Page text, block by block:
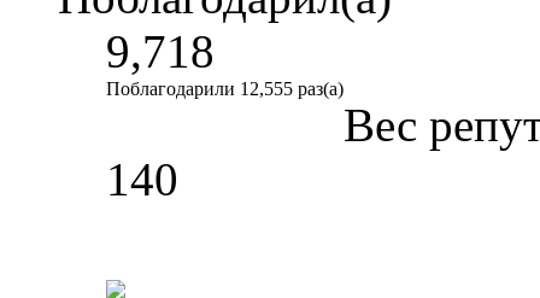
9,718
Поблагодарили 12,555 раз(а)
Вес
140